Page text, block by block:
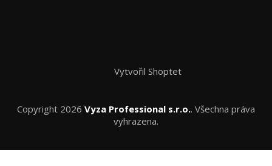
Vytvořil Shoptet
Copyright 2026 Vyza Professional s.r.o.. Všechna práva
vyhrazena.